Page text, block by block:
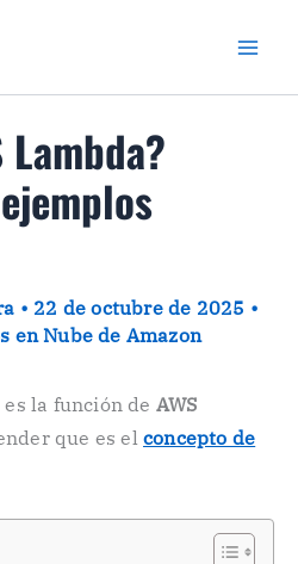
Lambda?
• 22 de octubre de 2025 •
en Nube de Amazon
la función de AWS
que es elconcepto de